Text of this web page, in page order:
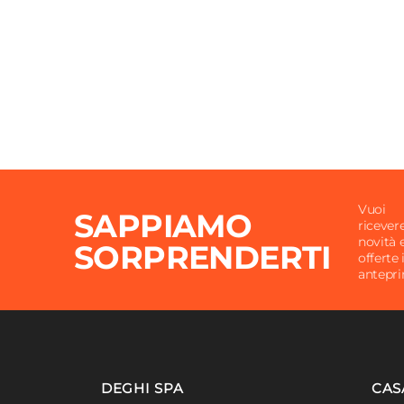
SAPPIAMO
SORPRENDERTI
Vuoi
novità
offerte
DEGHI SPA